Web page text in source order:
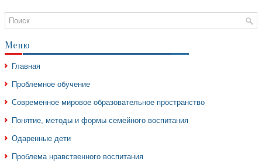
Меню
Главная
Проблемное обучение
Современное мировое образовательное пространство
Понятие, методы и формы семейного воспитания
Одаренные дети
Проблема нравственного воспитания